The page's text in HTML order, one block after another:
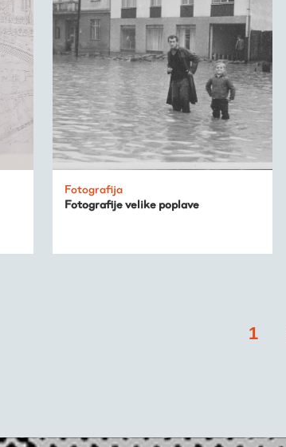
Fotografija
Fotografije velike poplave
1